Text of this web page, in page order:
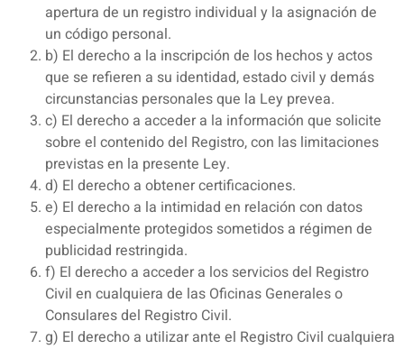
apertura de un registro individual y la asignación de
un código personal.
b) El derecho a la inscripción de los hechos y actos
que se refieren a su identidad, estado civil y demás
circunstancias personales que la Ley prevea.
c) El derecho a acceder a la información que solicite
sobre el contenido del Registro, con las limitaciones
previstas en la presente Ley.
d) El derecho a obtener certificaciones.
e) El derecho a la intimidad en relación con datos
especialmente protegidos sometidos a régimen de
publicidad restringida.
f) El derecho a acceder a los servicios del Registro
Civil en cualquiera de las Oficinas Generales o
Consulares del Registro Civil.
g) El derecho a utilizar ante el Registro Civil cualquiera